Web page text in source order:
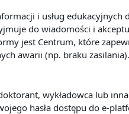
i usług
do wiadomości i
jest Centrum, które
awarii (np. braku zasilania).
wykładowca lub
hasła dostępu do e-